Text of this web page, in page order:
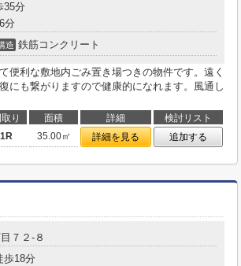
35分
分
造 鉄筋コンクリート
便利な敷地内ごみ置き場つきの物件です。遠く
にも繋がりますので健康的になれます。風通し
り 面積 詳細
検討リスト
1R 35.00㎡ 詳細を見る 追加する
７２-８
歩18分